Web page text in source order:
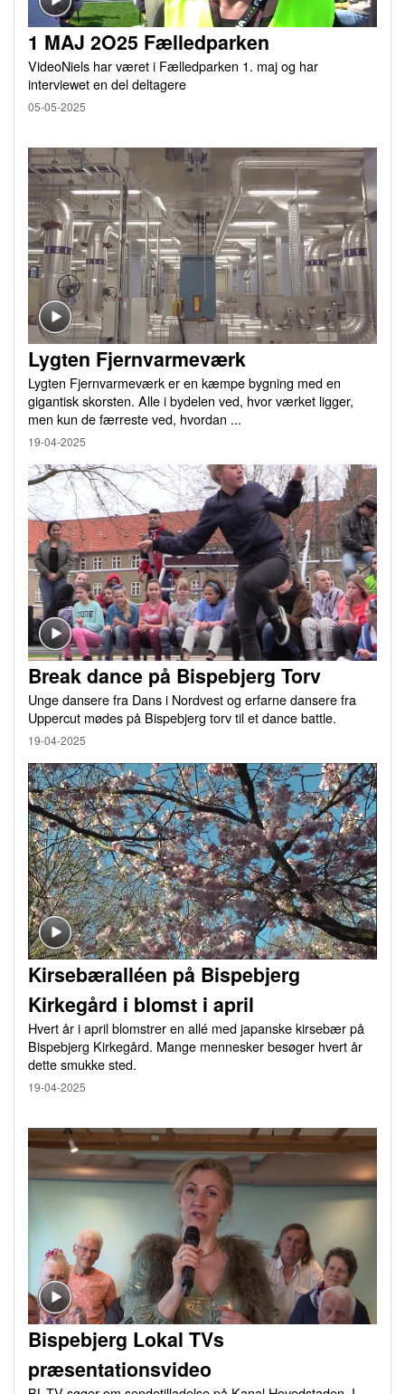
1 MAJ 2O25 Fælledparken
VideoNiels har været i Fælledparken 1. maj og har
interviewet en del deltagere
05-05-2025
Lygten Fjernvarmeværk
Lygten Fjernvarmeværk er en kæmpe bygning med en
gigantisk skorsten. Alle i bydelen ved, hvor værket ligger,
men kun de færreste ved, hvordan ...
19-04-2025
Break dance på Bispebjerg Torv
Unge dansere fra Dans i Nordvest og erfarne dansere fra
Uppercut mødes på Bispebjerg torv til et dance battle.
19-04-2025
Kirsebæralléen på Bispebjerg
Kirkegård i blomst i april
Hvert år i april blomstrer en allé med japanske kirsebær på
Bispebjerg Kirkegård. Mange mennesker besøger hvert år
dette smukke sted.
19-04-2025
Bispebjerg Lokal TVs
præsentationsvideo